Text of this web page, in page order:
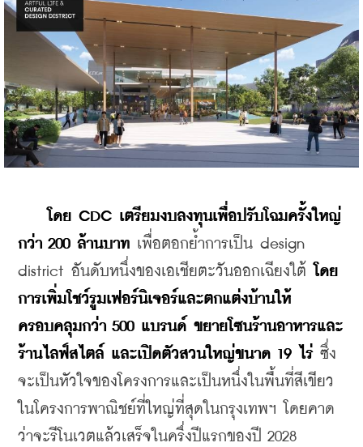
โดย CDC เตรียมงบลงทุนเพื่อปรับโฉมครั้งใหญ่
กว่า 200 ล้านบาท เพื่อตอกย้ำการเป็น design
district อันดับหนึ่งของเอเชียตะวันออกเฉียงใต้ โดย
การเพิ่มโชว์รูมเฟอร์นิเจอร์และตกแต่งบ้านให้
ครอบคลุมกว่า 500 แบรนด์ ขยายโซนร้านอาหารและ
ร้านไลฟ์สไตล์ และเปิดตัวสวนใหญ่ขนาด 19 ไร่ ซึ่ง
จะเป็นหัวใจของโครงการและเป็นหนึ่งในพื้นที่สีเขียว
ในโครงการพาณิชย์ที่ใหญ่ที่สุดในกรุงเทพฯ โดยคาด
ว่าจะรีโนเวตแล้วเสร็จในครึ่งปีแรกของปี 2028